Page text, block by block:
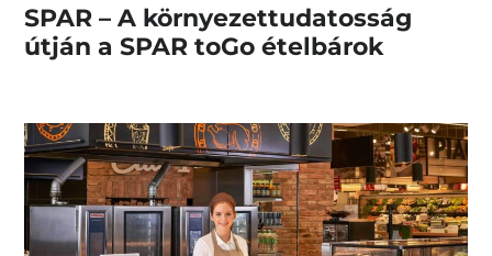
SPAR – A környezettudatosság
útján a SPAR toGo ételbárok